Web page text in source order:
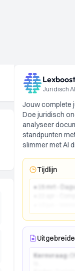
Juridisch
Jouw complete
Doe juridisch
analyseer
standpunten
slimmer met AI
Tijdlijn
● 15 mrt -
Kernvraag: